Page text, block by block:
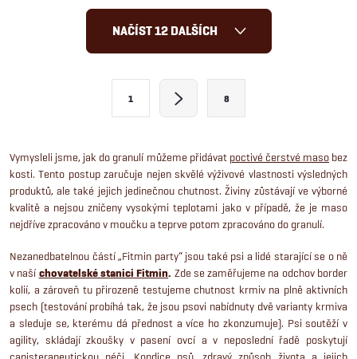
vyvážený poměr tuků a olejů...
18 měsíců věků.
d
a
c
í
p
r
v
NAČÍST 12 DALŠÍCH
á
n
k
o
á
n
í
1 8
Vymysleli jsme, jak do granulí můžeme přidávat poctivé čerstvé masobez
kosti. Tento postup zaručuje nejen skvělé výživové vlastnosti výsledných
produktů, ale také jejich jedinečnou chutnost. Živiny zůstávají ve výborné
kvalitě a nejsou zničeny vysokými teplotami jako v případě, že je maso
nejdříve zpracováno v moučku a teprve potom zpracováno do granulí.
Nezanedbatelnou částí „Fitmin party“ jsou také psi a lidé starající se o ně
v naší chovatelské stanici Fitmin. Zde se zaměřujeme na odchov border
kolií, a zároveň tu přirozeně testujeme chutnost krmiv na plně aktivních
psech (testování probíhá tak, že jsou psovi nabídnuty dvě varianty krmiva
a sleduje se, kterému dá přednost a více ho zkonzumuje). Psi soutěží v
agility, skládají zkoušky v pasení ovcí a v neposlední řadě poskytují